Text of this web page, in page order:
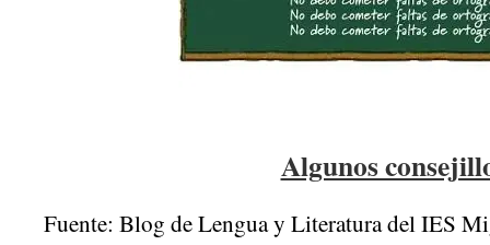
Algunos
Fuente: Blog de Lengua y Literatura del IES